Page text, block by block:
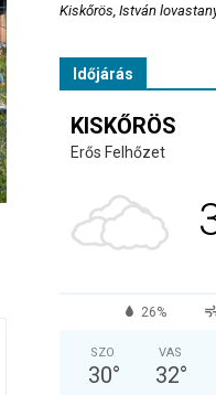
Kiskőrös, István
Időjárás
KISKŐRÖS
Erős Felhőzet
26%
SZO
30°
VAS
32°